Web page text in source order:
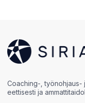
Coaching-, työnohjaus-
eettisesti ja